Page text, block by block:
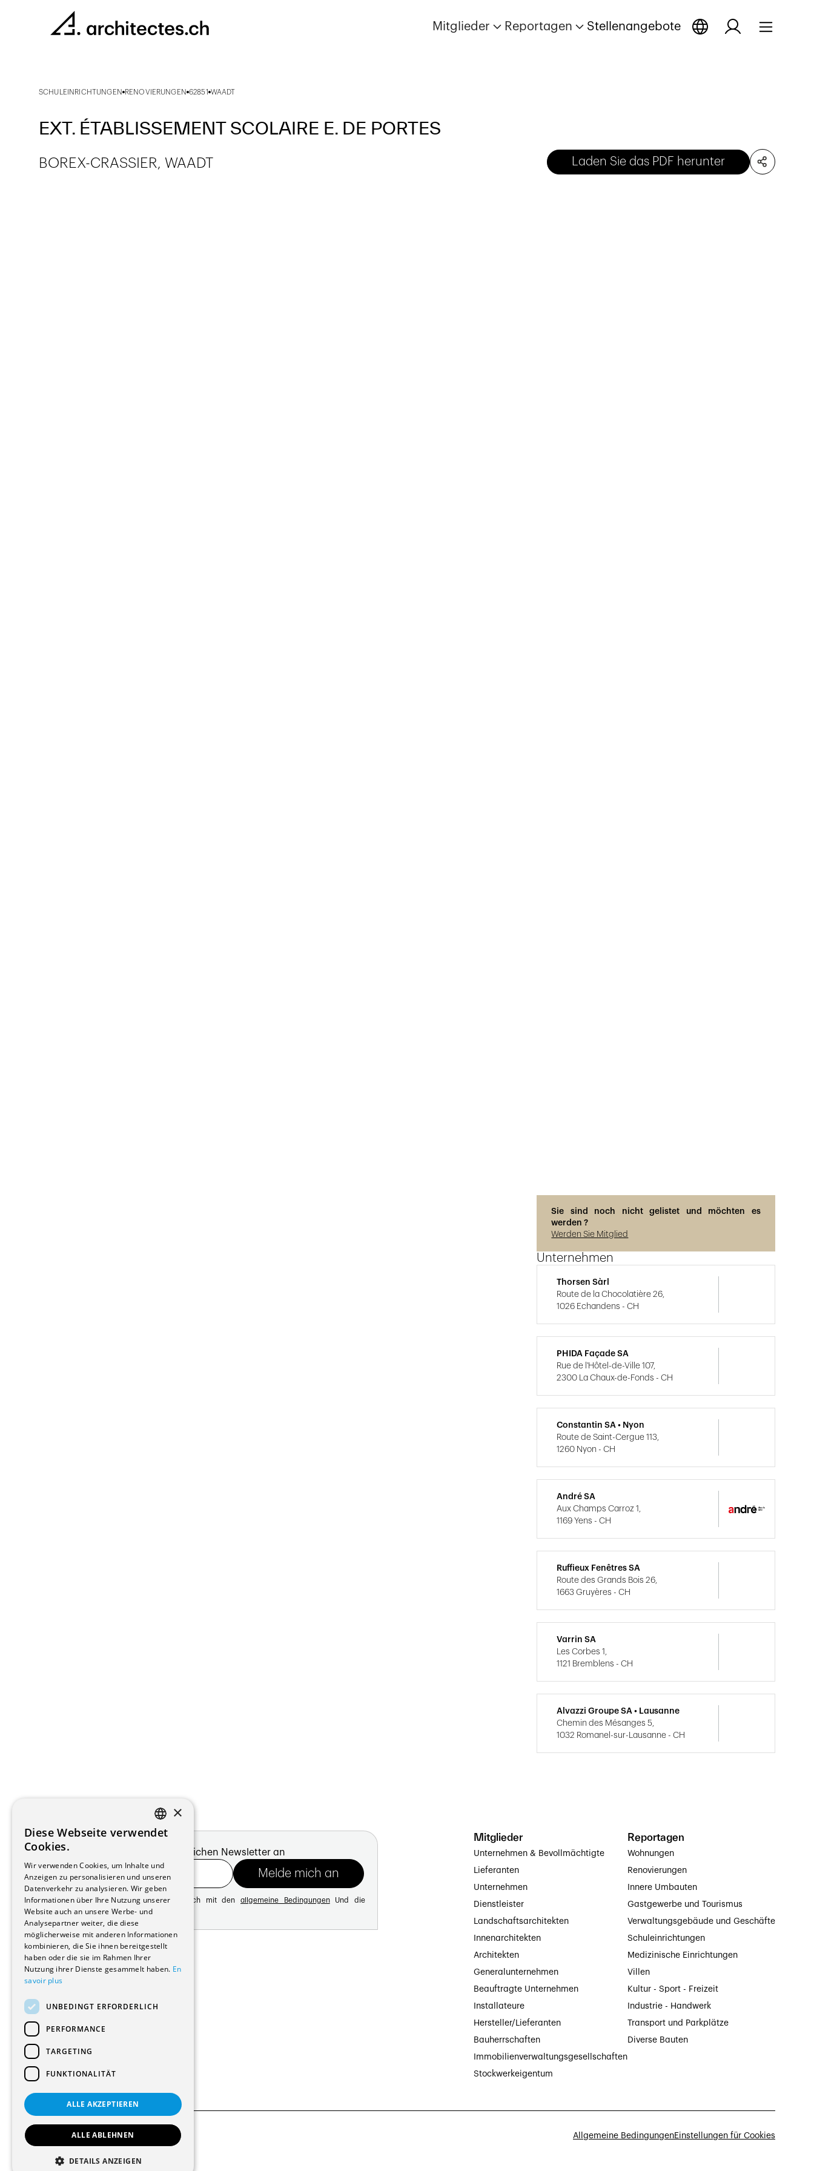
Mitglieder Reportagen Stellenangebote
SCHULEINRICHTUNGEN RENOVIERUNGEN 62851 WAADT
EXT. ÉTABLISSEMENT SCOLAIRE E. DE PORTES
BOREX-CRASSIER, WAADT Laden Sie das PDF herunter
Sie sind noch nicht gelistet und möchten es
werden ?
Werden Sie Mitglied
Unternehmen
Thorsen Sàrl
Route de la Chocolatière 26,
1026 Echandens - CH
PHIDA Façade SA
Rue de l'Hôtel-de-Ville 107,
2300 La Chaux-de-Fonds - CH
Constantin SA • Nyon
Route de Saint-Cergue 113,
1260 Nyon - CH
André SA
Aux Champs Carroz 1,
1169 Yens - CH
Ruffieux Fenêtres SA
Route des Grands Bois 26,
1663 Gruyères - CH
Varrin SA
Les Corbes 1,
1121 Bremblens - CH
Alvazzi Groupe SA • Lausanne
Chemin des Mésanges 5,
1032 Romanel-sur-Lausanne - CH
Melde dich für unseren monatlichen Newsletter an
Mit der Registrierung erklären Sie sich mit denallgemeine BedingungenUnd die
Datenschutzrichtlinie
Adresse:
Avenue de Longemalle 21
1020 Renens
Schweiz
Kontakt:
Plattform: +41 21 631 10 50
info@architectes.ch
Mitglieder
Unternehmen & Bevollmächtigte
Lieferanten
Unternehmen
Dienstleister
Landschaftsarchitekten
Innenarchitekten
Architekten
Generalunternehmen
Beauftragte Unternehmen
Installateure
Hersteller/Lieferanten
Bauherrschaften
Immobilienverwaltungsgesellschaften
Stockwerkeigentum
Reportagen
Wohnungen
Renovierungen
Innere Umbauten
Gastgewerbe und Tourismus
Verwaltungsgebäude und Geschäfte
Schuleinrichtungen
Medizinische Einrichtungen
Villen
Kultur - Sport - Freizeit
Industrie - Handwerk
Transport und Parkplätze
Diverse Bauten
© 2026 Alle Rechte vorbehalten Allgemeine BedingungenEinstellungen für Cookies
FRENCH
×
Diese Webseite verwendet
Cookies.
Wir verwenden Cookies, um Inhalte und
Anzeigen zu personalisieren und unseren
Datenverkehr zu analysieren. Wir geben
Informationen über Ihre Nutzung unserer
Website auch an unsere Werbe- und
Analysepartner weiter, die diese
möglicherweise mit anderen Informationen
kombinieren, die Sie ihnen bereitgestellt
haben oder die sie im Rahmen Ihrer
Nutzung ihrer Dienste gesammelt haben. En
savoir plus
UNBEDINGT ERFORDERLICH
PERFORMANCE
TARGETING
FUNKTIONALITÄT
ALLE AKZEPTIEREN
ALLE ABLEHNEN
DETAILS ANZEIGEN